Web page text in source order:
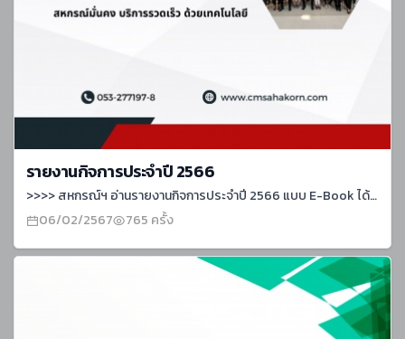
รายงานกิจการประจำปี 2566
>>>> สหกรณ์ฯ อ่านรายงานกิจการประจำปี 2566 แบบ E-Book ได้ที่ลิงค์นี้ค่ะ รายงานกิจการสหกรณ์ ประจำปี 66 (pubhtml5.com)>>>> สมาคมฌาปนกิจสงเคราะห์ข้าราชการส่วนท้องถิ่นเชียงใหม่ แบบ E-Book ได้ที่ลิงค์นี้ค่ะเอกสารประกอบประชุมใหญ่สมาคม ปี 2566 (pubhtml5.com)
06/02/2567
765 ครั้ง